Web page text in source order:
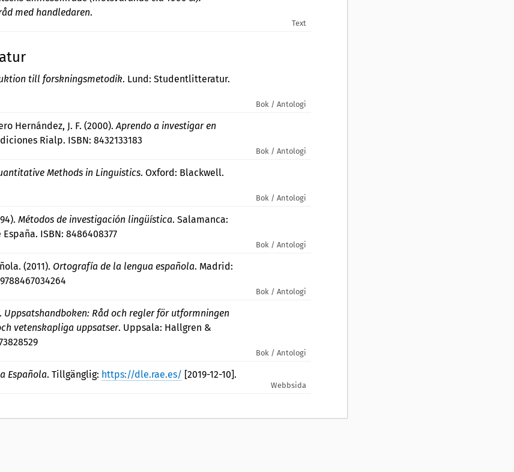
med handledaren.
Text
till forskningsmetodik. Lund: Studentlitteratur.
Bok / Antologi
Hernández, J. F. (2000).Aprendo a investigar en
Rialp. ISBN: 8432133183
Bok / Antologi
Methods in Linguistics. Oxford: Blackwell.
Bok / Antologi
Métodos de investigación lingüística. Salamanca:
ISBN: 8486408377
Bok / Antologi
(2011). Ortografía de la lengua española. Madrid:
Bok / Antologi
Uppsatshandboken: Råd och regler för utformningen
vetenskapliga uppsatser. Uppsala: Hallgren &
Bok / Antologi
Española. Tillgänglig: https://dle.rae.es/ [2019-12-10].
Webbsida